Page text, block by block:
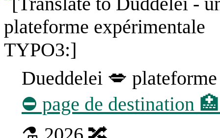
Dueddelei 💋
⛔ page de destination